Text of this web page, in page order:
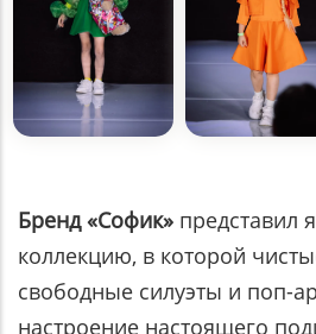
Бренд «Софик» представил
коллекцию, в которой
свободные силуэты и поп-
настроение настоящего